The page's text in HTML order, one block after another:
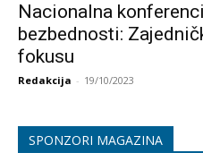
Nacionalna
bezbednosti:
fokusu
Redakcija - 19/10/2023
SPONZORI MAGAZINA